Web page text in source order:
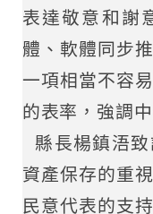
表達敬意和謝
體、軟體同步
一項相當不容
的表率，強調
縣長楊鎮浯致
資產保存的重
民意代表的支